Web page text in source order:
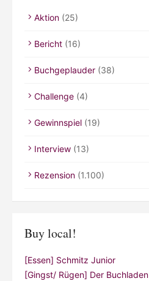
Aktion (25)
Bericht (16)
Buchgeplauder (38)
Challenge (4)
Gewinnspiel (19)
Interview (13)
Rezension (1.100)
Buy local!
[Essen] Schmitz Junior
[Gingst/ Rügen] Der Buchladen